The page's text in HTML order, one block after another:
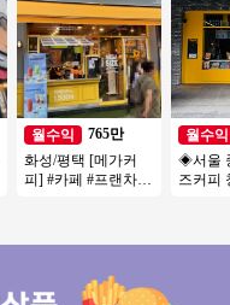
월수익
765만
화성/평택 [메가커
피] #카페 #프랜차이
월수익
◈서울
즈커피